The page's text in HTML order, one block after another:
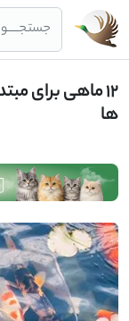
جستجــــو
12 ماهی برای
ها